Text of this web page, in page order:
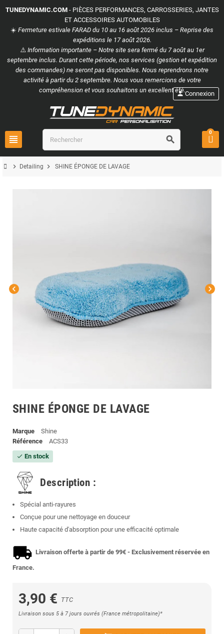
TUNEDYNAMIC.COM- PIÈCES PERFORMANCES, CARROSSERIES, JANTES
ET ACCESSOIRES AUTOMOBILES
☀️ Fermeture estivale FARAD du 10 au 16 août 2026 inclus – Reprise des
expéditions le 17 août 2026.
⚠️Information importante – Notre site sera fermé du 7 août au 1er
septembre inclus. Durant cette période, nos services (gestion et expédition
des commandes) ne seront pas disponibles. Nous reprendrons notre
activité à partir du 2 septembre. Nous vous remercions de votre
compréhension et vous souhaitons un excellent été.
view_headline search
person Connexion
0
chevron_right Detailing chevron_right SHINE ÉPONGE DE LAVAGE
chevron_left chevron_right
SHINE ÉPONGE DE LAVAGE
Marque
Shine
Référence
ACS33
check En stock
Description :
Spécial anti-rayures
Conçue pour une nettoyage en douceur
Haute capacité d'absorption pour une efficacité optimale
Livraison offerte à partir de 99€ - Exclusivement réservée en
France.
3,90 € TTC
Livraison sous 5 à 7 jours ouvrés (France métropolitaine)*